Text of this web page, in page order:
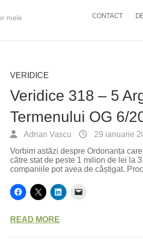
mele CONTACT
VERIDICE
Veridice 318 – 5
Termenului OG 6/
Adrian Vascu 29 ianuarie
Vorbim astăzi despre Ordonanța
către stat de peste 1 milion de lei la
companiile pot avea de câștigat.
READ MORE